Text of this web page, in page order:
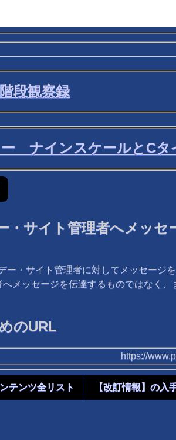
段観察録
ー ナインスケールとC
・サイト管理者へメッセ
・サイト管理者に対してメッセージ
メッセージを伝達するものではなく
のURL
https://
テンツ全リスト 【改訂情報】の入